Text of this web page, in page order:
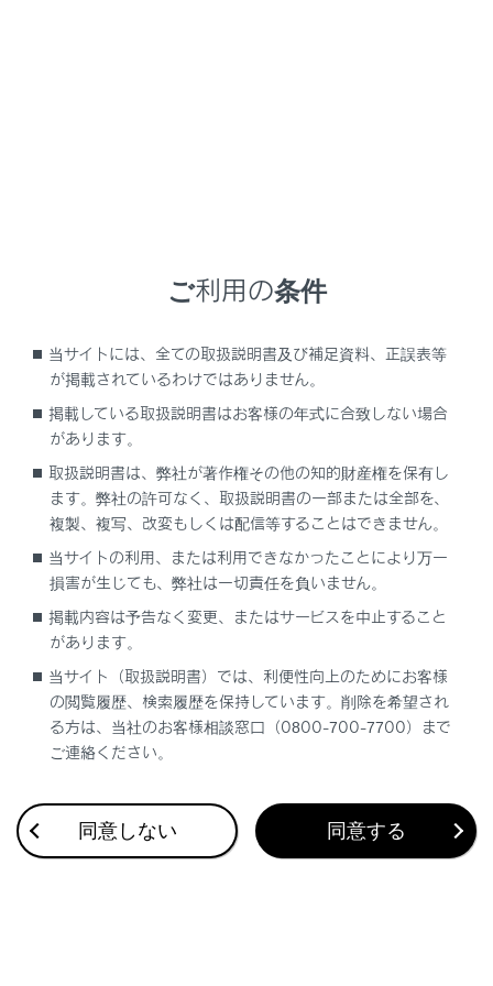
時間帯や天候に合わせた運転と装備
快適装備と便利な室内装備の使いかた
メーター／ディスプレイの機能と表示され
る情報
安全運転を支援する機能
通信で安心、快適、便利を支援するしくみ
ナビゲーションシステムを使う
車のお手入れ
困ったときの対処方法
車の仕様、諸元、装備
補足
ご利用の条件
当サイトには、全ての取扱説明書及び補足資料、正誤表等
が掲載されているわけではありません。
掲載している取扱説明書はお客様の年式に合致しない場合
があります。
取扱説明書は、弊社が著作権その他の知的財産権を保有し
ます。弊社の許可なく、取扱説明書の一部または全部を、
複製、複写、改変もしくは配信等することはできません。
当サイトの利用、または利用できなかったことにより万一
損害が生じても、弊社は一切責任を負いません。
掲載内容は予告なく変更、またはサービスを中止すること
があります。
当サイト（取扱説明書）では、利便性向上のためにお客様
の閲覧履歴、検索履歴を保持しています。削除を希望され
る方は、当社のお客様相談窓口（0800-700-7700）まで
ご連絡ください。
同意しない 同意する